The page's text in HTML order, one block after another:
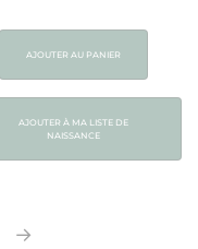
AJOUTER AU PANIER
AJOUTER À MA LISTE DE
NAISSANCE
→